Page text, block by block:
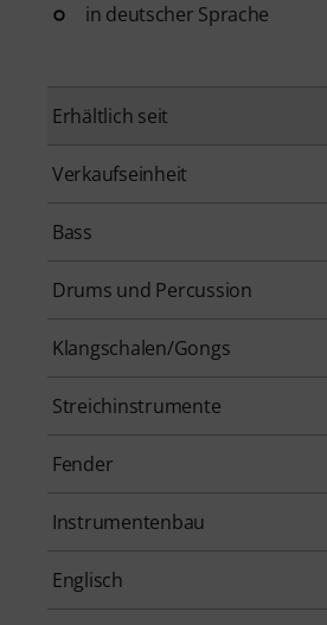
in deutscher Sprache
Erhältlich seit
Verkaufseinheit
Bass
Drums und Percussion
Klangschalen/Gongs
Streichinstrumente
Fender
Instrumentenbau
Englisch